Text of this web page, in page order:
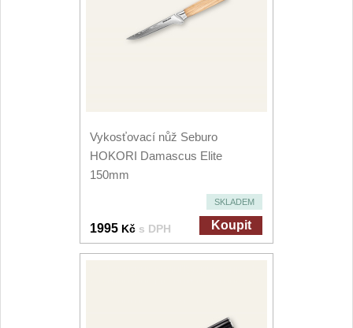
Vykosťovací nůž Seburo
HOKORI Damascus Elite
150mm
SKLADEM
1995 Kč s DPH Koupit